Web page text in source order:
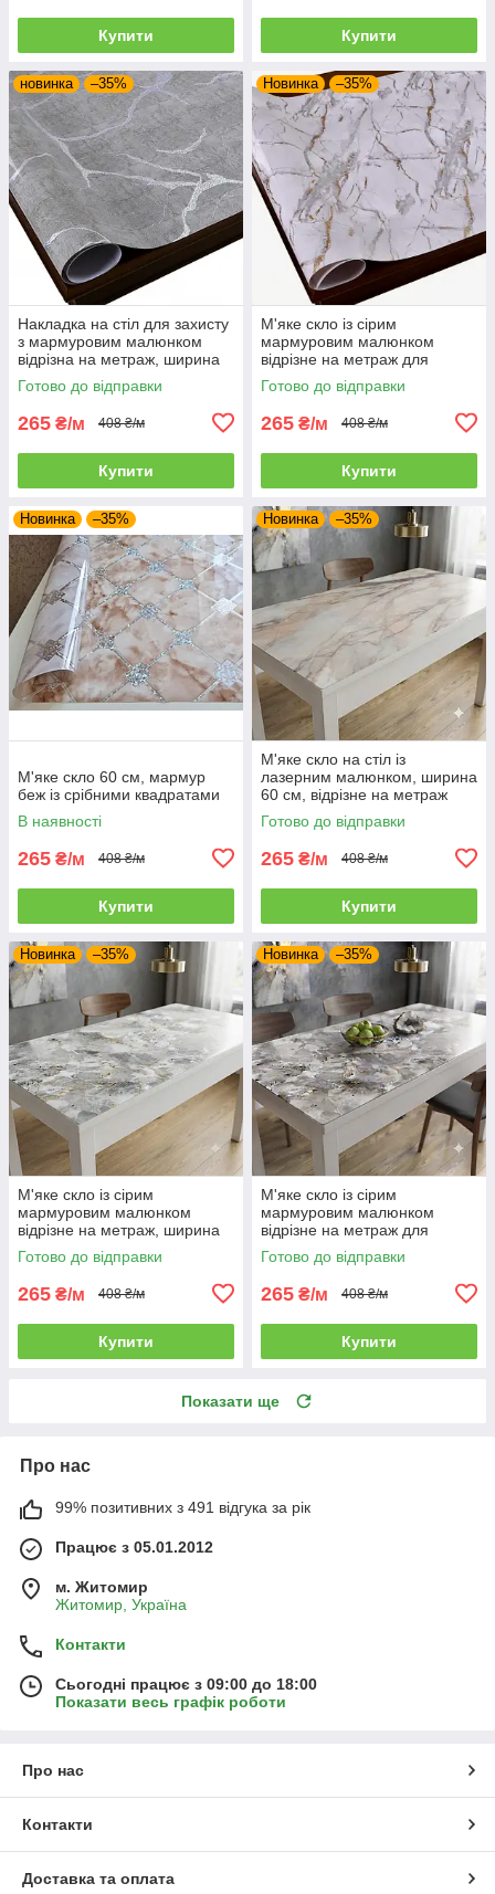
Купити Купити
новинка –35%
Накладка на стіл для захисту
з мармуровим малюнком
відрізна на метраж, ширина
60 см
Готово до відправки
265 ₴/м 408 ₴/м
Купити
Новинка –35%
М'яке скло із сірим
мармуровим малюнком
відрізне на метраж для
захисту столу, ширина 60 см
Готово до відправки
265 ₴/м 408 ₴/м
Купити
Новинка –35%
М'яке скло 60 см, мармур
беж із срібними квадратами
В наявності
265 ₴/м 408 ₴/м
Купити
Новинка –35%
М'яке скло на стіл із
лазерним малюнком, ширина
60 см, відрізне на метраж
Готово до відправки
265 ₴/м 408 ₴/м
Купити
Новинка –35%
М'яке скло із сірим
мармуровим малюнком
відрізне на метраж, ширина
60 см
Готово до відправки
265 ₴/м 408 ₴/м
Купити
Новинка –35%
М'яке скло із сірим
мармуровим малюнком
відрізне на метраж для
захисту столу, ширина 60 см
Готово до відправки
265 ₴/м 408 ₴/м
Купити
Показати ще
Про нас
99% позитивних з 491 відгука за рік
Працює з 05.01.2012
м. Житомир
Житомир, Україна
Контакти
Сьогодні працює з 09:00 до 18:00
Показати весь графік роботи
Про нас
Контакти
Доставка та оплата